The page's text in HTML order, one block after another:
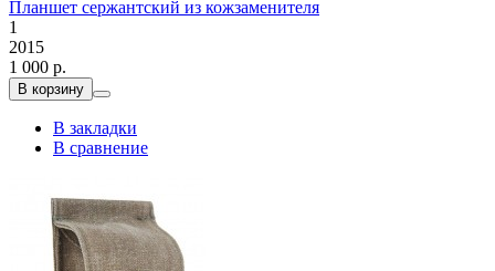
Планшет сержантский из кожзаменителя
1
2015
1 000 р.
В корзину
В закладки
В сравнение